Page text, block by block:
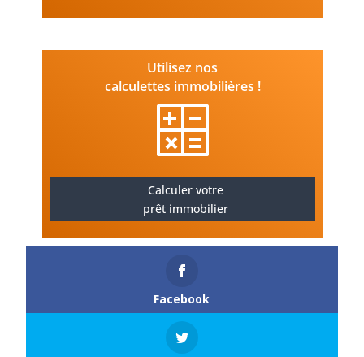
Utilisez nos
calculettes immobilières !
Calculer votre
prêt immobilier
Facebook